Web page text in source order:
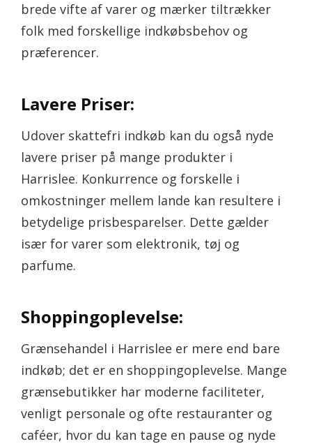
brede vifte af varer og mærker tiltrækker
folk med forskellige indkøbsbehov og
præferencer.
Lavere Priser:
Udover skattefri indkøb kan du også nyde
lavere priser på mange produkter i
Harrislee. Konkurrence og forskelle i
omkostninger mellem lande kan resultere i
betydelige prisbesparelser. Dette gælder
især for varer som elektronik, tøj og
parfume.
Shoppingoplevelse:
Grænsehandel i Harrislee er mere end bare
indkøb; det er en shoppingoplevelse. Mange
grænsebutikker har moderne faciliteter,
venligt personale og ofte restauranter og
caféer, hvor du kan tage en pause og nyde